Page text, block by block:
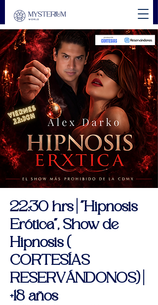
22:30 hrs | "Hipnosis
Erótica", Show de
Hipnosis (
CORTESÍAS
RESERVÁNDONOS) |
+18 años